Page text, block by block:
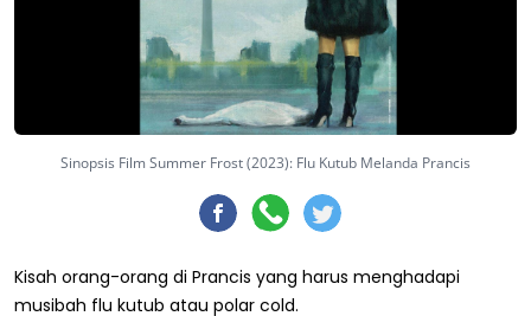
Sinopsis Film Summer Frost (2023): Flu Kutub Melanda Prancis
Kisah orang-orang di Prancis yang harus menghadapi
musibah flu kutub atau polar cold.